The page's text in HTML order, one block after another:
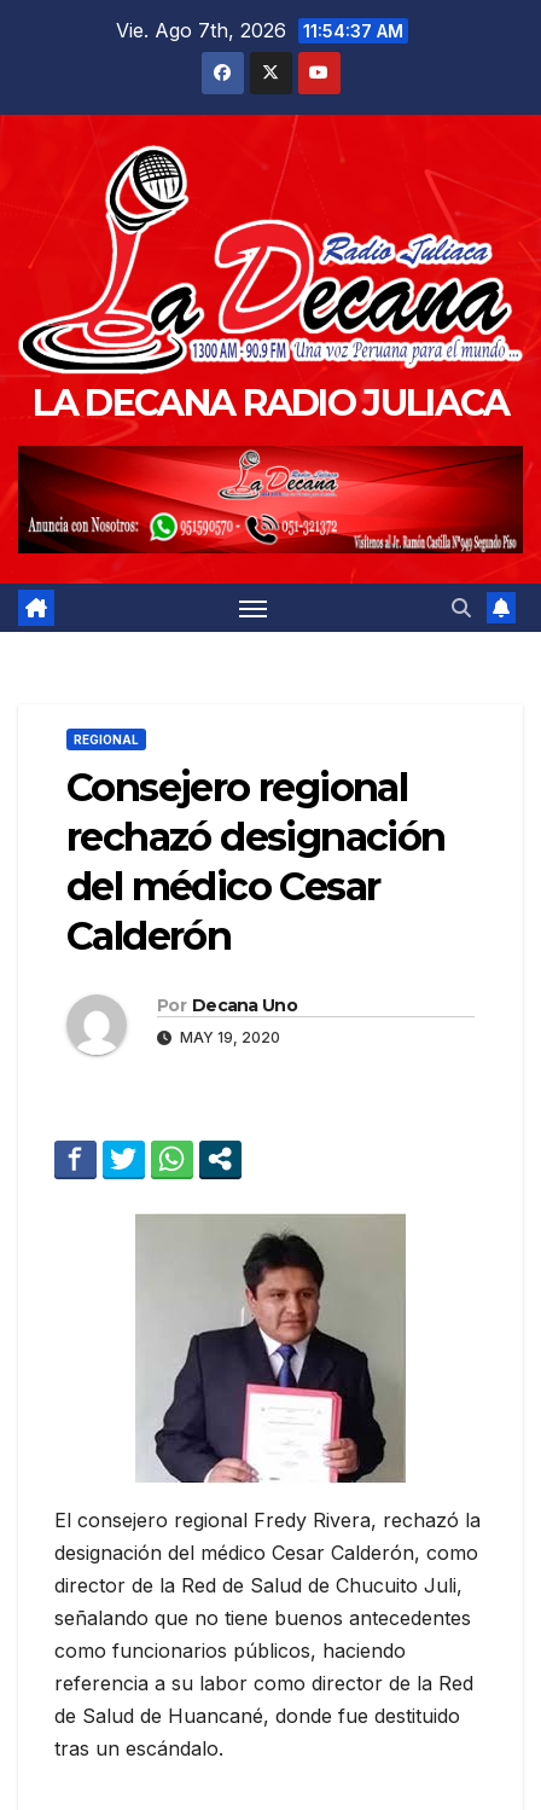
Vie. Ago 7th, 2026 11:54:38 AM
LA DECANA RADIO JULIACA
REGIONAL
Consejero regional
rechazó designación
del médico Cesar
Calderón
Por Decana Uno
MAY 19, 2020
El consejero regional Fredy Rivera, rechazó la
designación del médico Cesar Calderón, como
director de la Red de Salud de Chucuito Juli,
señalando que no tiene buenos antecedentes
como funcionarios públicos, haciendo
referencia a su labor como director de la Red
de Salud de Huancané, donde fue destituido
tras un escándalo.